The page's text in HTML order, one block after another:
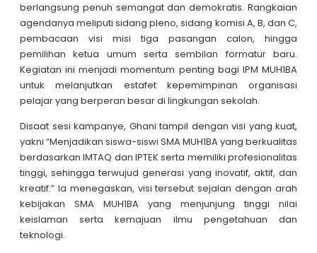
berlangsung penuh semangat dan demokratis. Rangkaian
agendanya meliputi sidang pleno, sidang komisi A, B, dan C,
pembacaan visi misi tiga pasangan calon, hingga
pemilihan ketua umum serta sembilan formatur baru.
Kegiatan ini menjadi momentum penting bagi IPM MUH1BA
untuk melanjutkan estafet kepemimpinan organisasi
pelajar yang berperan besar di lingkungan sekolah.
Disaat sesi kampanye, Ghani tampil dengan visi yang kuat,
yakni “Menjadikan siswa-siswi SMA MUH1BA yang berkualitas
berdasarkan IMTAQ dan IPTEK serta memiliki profesionalitas
tinggi, sehingga terwujud generasi yang inovatif, aktif, dan
kreatif.” Ia menegaskan, visi tersebut sejalan dengan arah
kebijakan SMA MUH1BA yang menjunjung tinggi nilai
keislaman serta kemajuan ilmu pengetahuan dan
teknologi.